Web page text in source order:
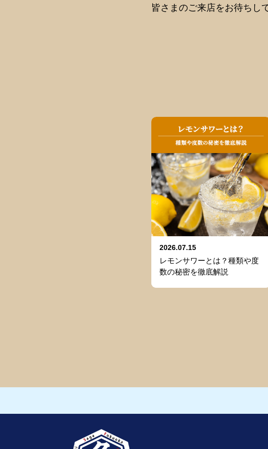
皆さまのご来店をお待ちし
2026.07.15
レモンサワーとは？種類や度
数の秘密を徹底解説